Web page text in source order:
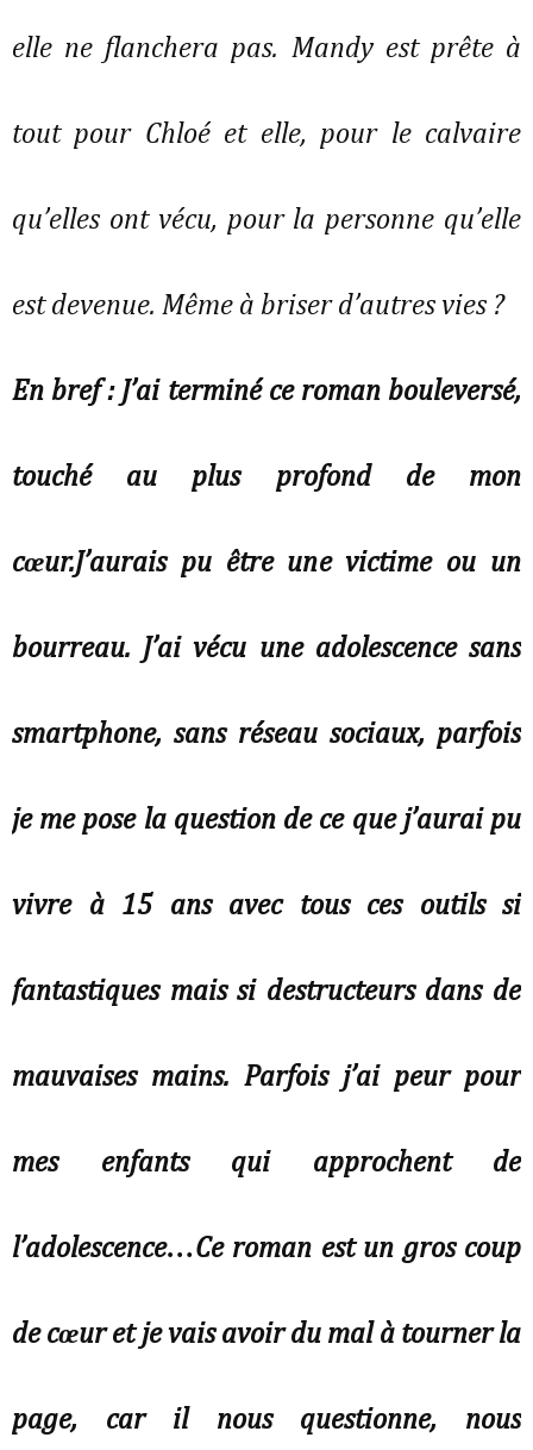
elle ne flanchera pas. Mandy est prête à
tout pour Chloé et elle, pour le calvaire
qu’elles ont vécu, pour la personne qu’elle
est devenue. Même à briser d’autres vies ?
En bref : J’ai terminé ce roman bouleversé,
touché au plus profond de mon
cœur.J’aurais pu être une victime ou un
bourreau. J’ai vécu une adolescence sans
smartphone, sans réseau sociaux, parfois
je me pose la question de ce que j’aurai pu
vivre à 15 ans avec tous ces outils si
fantastiques mais si destructeurs dans de
mauvaises mains. Parfois j’ai peur pour
mes enfants qui approchent de
l’adolescence…Ce roman est un gros coup
de cœur et je vais avoir du mal à tourner la
page, car il nous questionne, nous